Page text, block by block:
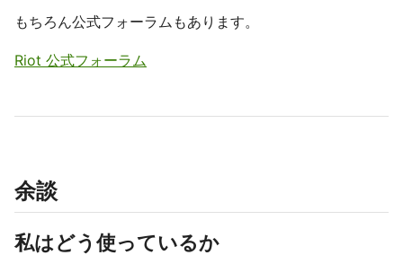
もちろん公式フォーラムもあります。
Riot 公式フォーラム
余談
私はどう使っているか